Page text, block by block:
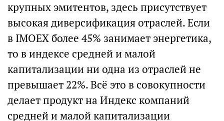
крупных эмитентов, здесь присутствует
высокая диверсификация отраслей. Если
в IMOEX более 45% занимает энергетика,
то в индексе средней и малой
капитализации ни одна из отраслей не
превышает 22%. Всё это в совокупности
делает продукт на Индекс компаний
средней и малой капитализации